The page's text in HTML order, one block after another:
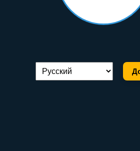
Переключение языка: